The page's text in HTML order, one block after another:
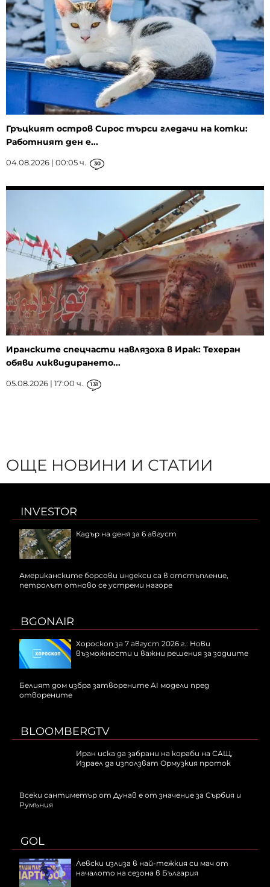
Гръцкият остров Сирос търси гледачи на котки:
Работният ден е...
04.08.2026 | 00:05 ч. 30
Иранските спецчасти навлязоха в Ирак: Техеран
обяви ликвидирането...
05.08.2026 | 17:00 ч. 131
ОЩЕ НОВИНИ И СТАТИИ
INVESTOR
Кадър на деня за 6 август
Американските борсови индекси са в отстъпление,
петролът отново се устреми нагоре
BGONAIR
Хороскоп за 7 август 2026 г.: Нови
възможности и важни решения за зодиите
Белият дом избра затворените AI модели пред
отворените
BLOOMBERGTV
Иран иска да забрани на кораби на САЩ,
Израел да използват Ормузкия проток
Всеки сантиметър от Дунав е от значение за Сърбия и
Румъния
GOL
Левски излиза в най-тежкия си мач от
началото на сезона в България